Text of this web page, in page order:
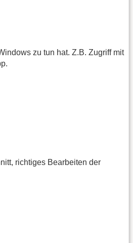
zu tun hat. Z.B. Zugriff mit
richtiges Bearbeiten der